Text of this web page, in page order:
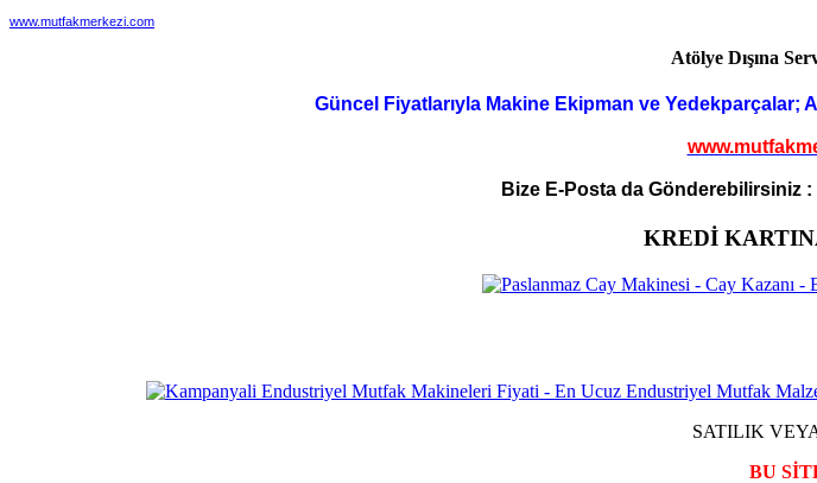
www.mutfakmerkezi.com
Atölye Dışına
Güncel Fiyatlarıyla Makine Ekipman ve Yedekparçalar;
Bize E-Posta da Gönderebilirsiniz :
KREDİ
SATILIK
BU